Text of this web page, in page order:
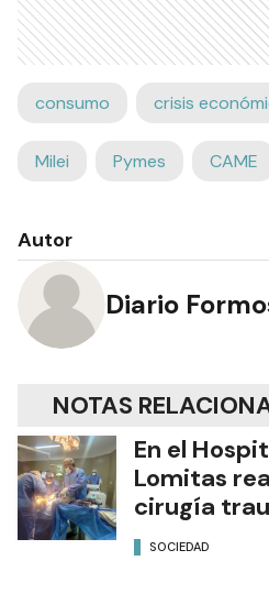
consumo crisis
Milei Pymes CAME
Autor
Diario
NOTAS
En el
Lomitas
cirugía
SOCIEDAD